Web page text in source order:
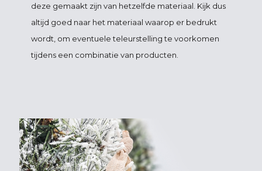
deze gemaakt zijn van hetzelfde materiaal. Kijk dus
altijd goed naar het materiaal waarop er bedrukt
wordt, om eventuele teleurstelling te voorkomen
tijdens een combinatie van producten.